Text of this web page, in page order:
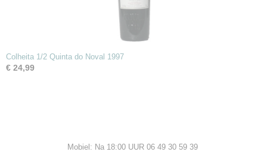
Colheita 1/2 Quinta do Noval 1997
€ 24,99
Mobiel: Na 18:00 UUR 06 49 30 59 39